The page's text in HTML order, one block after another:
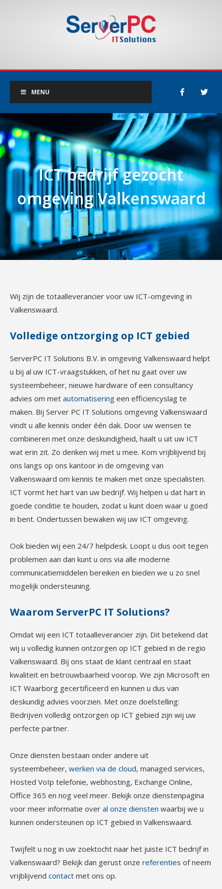
MENU
ICT bedrijf gezocht
omgeving Valkenswaard
Wij zijn de totaalleverancier voor uw ICT-omgeving in
Valkenswaard.
Volledige ontzorging op ICT gebied
ServerPC IT Solutions B.V. in omgeving Valkenswaard helpt
u bij al uw ICT-vraagstukken, of het nu gaat over uw
systeembeheer, nieuwe hardware of een consultancy
advies om met automatisering een efficiencyslag te
maken. Bij Server PC IT Solutions omgeving Valkenswaard
vindt u alle kennis onder één dak. Door uw wensen te
combineren met onze deskundigheid, haalt u uit uw ICT
wat erin zit. Zo denken wij met u mee. Kom vrijblijvend bij
ons langs op ons kantoor in de omgeving van
Valkenswaard om kennis te maken met onze specialisten.
ICT vormt het hart van uw bedrijf. Wij helpen u dat hart in
goede conditie te houden, zodat u kunt doen waar u goed
in bent. Ondertussen bewaken wij uw ICT omgeving.
Ook bieden wij een 24/7 helpdesk. Loopt u dus ooit tegen
problemen aan dan kunt u ons via alle moderne
communicatiemiddelen bereiken en bieden we u zo snel
mogelijk ondersteuning.
Waarom ServerPC IT Solutions?
Omdat wij een ICT totaalleverancier zijn. Dit betekend dat
wij u volledig kunnen ontzorgen op ICT gebied in de regio
Valkenswaard. Bij ons staat de klant centraal en staat
kwaliteit en betrouwbaarheid voorop. We zijn Microsoft en
ICT Waarborg gecertificeerd en kunnen u dus van
deskundig advies voorzien. Met onze doelstelling:
Bedrijven volledig ontzorgen op ICT gebied zijn wij uw
perfecte partner.
Onze diensten bestaan onder andere uit
systeembeheer, werken via de cloud, managed services,
Hosted VoIp telefonie, webhosting, Exchange Online,
Office 365 en nog veel meer. Bekijk onze dienstenpagina
voor meer informatie over al onze diensten waarbij we u
kunnen ondersteunen op ICT gebied in Valkenswaard.
Twijfelt u nog in uw zoektocht naar het juiste ICT bedrijf in
Valkenswaard? Bekijk dan gerust onze referenties of neem
vrijblijvend contact met ons op.